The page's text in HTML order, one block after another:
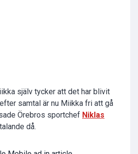
själv tycker att det har blivit
samtal är nu Miikka fri att gå
Örebros sportchef Niklas
då.